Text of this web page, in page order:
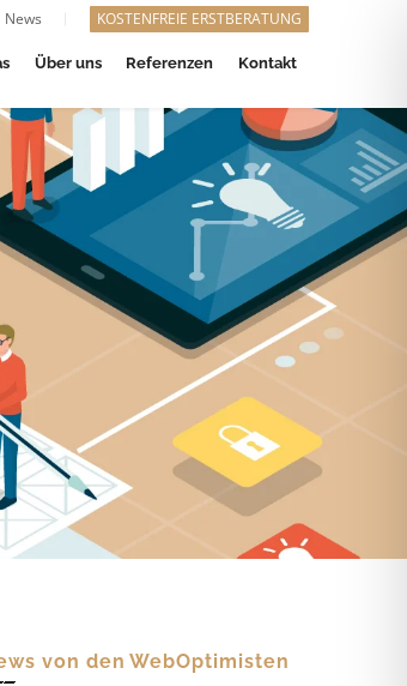
News KOSTENFREIE ERSTBERATUNG
Über uns Referenzen Kontakt
von den WebOptimisten